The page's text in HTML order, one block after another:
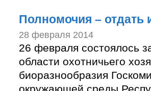
Полномочия – отдать
28 февраля 2014
26 февраля состоялось
области охотничьего
биоразнообразия